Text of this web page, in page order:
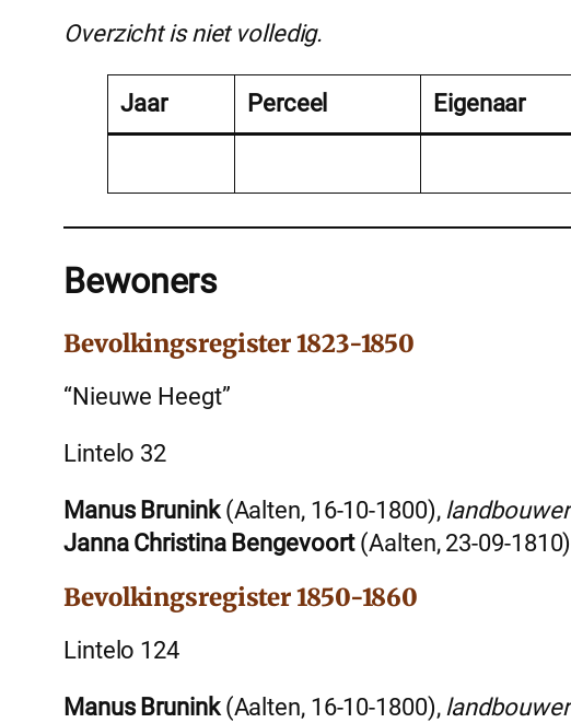
Overzicht is niet volledig.
Jaar Perceel Eigenaar
Bewoners
Bevolkingsregister 1823-1850
“Nieuwe Heegt”
Lintelo 32
Manus Brunink(Aalten, 16-10-1800), landbouwer
Janna Christina Bengevoort(Aalten, 23-09-1810)
Bevolkingsregister 1850-1860
Lintelo 124
Manus Brunink(Aalten, 16-10-1800), landbouwer